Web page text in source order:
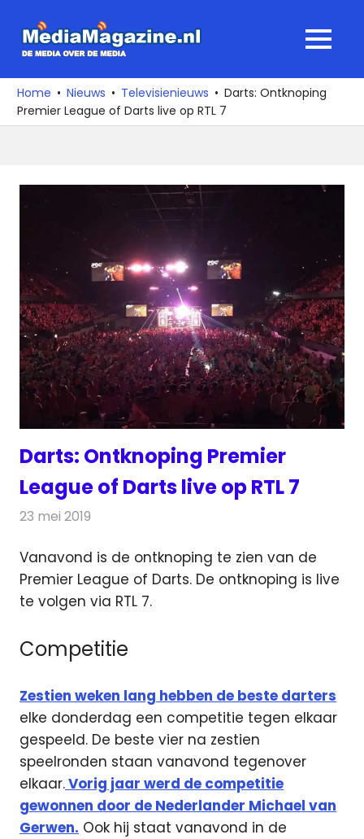
naar
media
over
de
MENU
Home Nieuws Televisienieuws
Darts: Ontknoping
Premier League of Darts live op RTL 7
Darts: Ontknoping Premier
League of Darts live op RTL 7
23 mei 2019
Vanavond is de ontknoping te zien van de
Premier League of Darts. De ontknoping is live
te volgen via RTL 7.
Competitie
Zestien weken lang hebben de beste darters
elke donderdag een competitie tegen elkaar
gespeeld. De beste vier na zestien
speelronden staan vanavond tegenover
elkaar.Vorig jaar werd de competitie
gewonnen door de Nederlander Michael van
Gerwen. Ook hij staat vanavond in de